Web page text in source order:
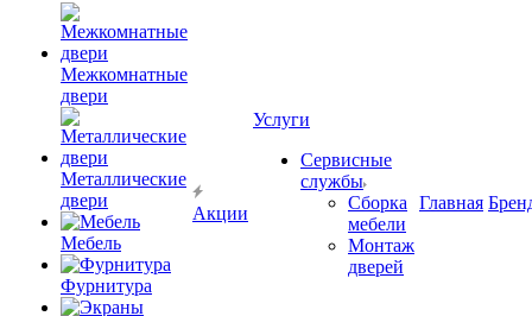
Межкомнатные
двери
Металлические
двери
Мебель
Фурнитура
Акции
Услуги
Сервисные
службы
Сборка
мебели
Монтаж
дверей
Главная